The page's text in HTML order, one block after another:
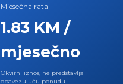
Mjesečna rata
1.83 KM /
mjesečno
Okvirni iznos, ne predstavlja
obavezujuću ponudu.